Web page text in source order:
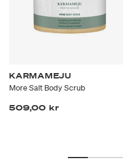
KARMAMEJU
More Salt Body Scrub
509,00 kr